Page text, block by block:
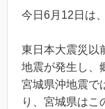
今日6月12日は
東日本大震災以
地震が発生し、
宮城県沖地震で
り、宮城県はこ